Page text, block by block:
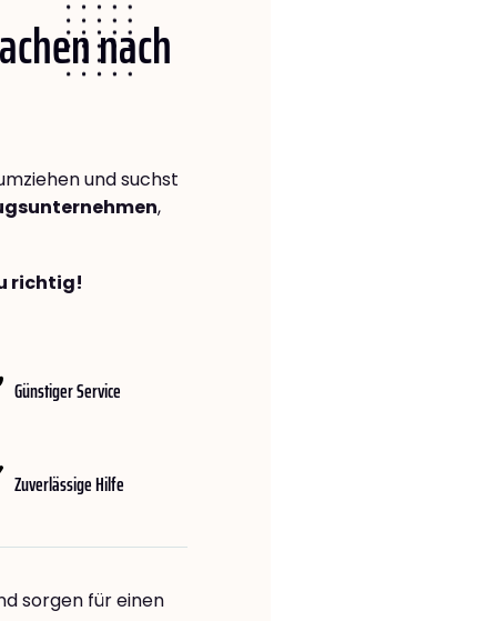
nach
und suchst
,
richtig!
Günstiger Service
Zuverlässige Hilfe
sorgen für einen